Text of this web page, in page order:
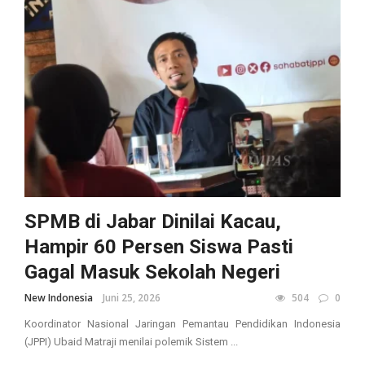
SPMB di Jabar Dinilai Kacau,
Hampir 60 Persen Siswa Pasti
Gagal Masuk Sekolah Negeri
New Indonesia Juni 25, 2026 504 0
Koordinator Nasional Jaringan Pemantau Pendidikan Indonesia
(JPPI) Ubaid Matraji menilai polemik Sistem ...